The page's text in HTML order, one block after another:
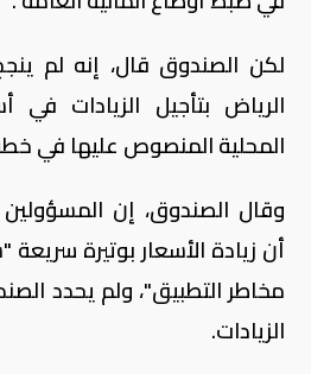
لكن الصندوق قال، إنه لم
الرياض بتأجيل الزيادات في
المحلية المنصوص عليها في
وقال الصندوق، إن
أن زيادة الأسعار بوتيرة
مخاطر التطبيق"، ولم يحدد
الزيادات.